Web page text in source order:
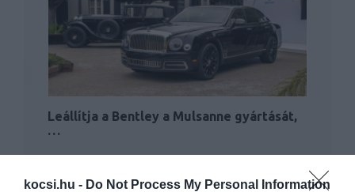
kocsi.hu - Do Not Process My Personal Information
Leállítja a Bentley a Mulsanne gyártását,
…